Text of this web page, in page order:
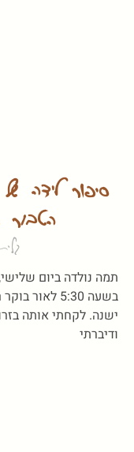
סיפור לידה
הטבור
בשעה 5:30
ישנה. לקחתי אותה
ודיברתי